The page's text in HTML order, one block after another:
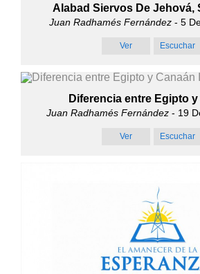
Alabad Siervos De Jehová,
Juan Radhamés Fernández- 5
Ver Escuchar
Diferencia entre Egipto y
Juan Radhamés Fernández- 19
Ver Escuchar